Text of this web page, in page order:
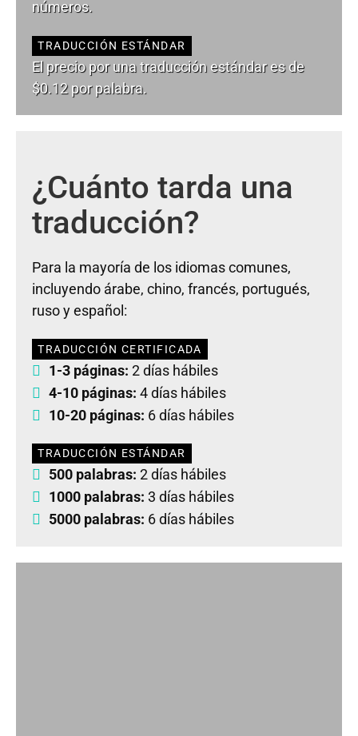
números.
TRADUCCIÓN ESTÁNDAR
El precio por una traducción estándar es de
$0.12 por palabra.
¿Cuánto tarda una
traducción?
Para la mayoría de los idiomas comunes,
incluyendo árabe, chino, francés, portugués,
ruso y español:
TRADUCCIÓN CERTIFICADA
1-3 páginas: 2 días hábiles
4-10 páginas: 4 días hábiles
10-20 páginas: 6 días hábiles
TRADUCCIÓN ESTÁNDAR
500 palabras: 2 días hábiles
1000 palabras: 3 días hábiles
5000 palabras: 6 días hábiles